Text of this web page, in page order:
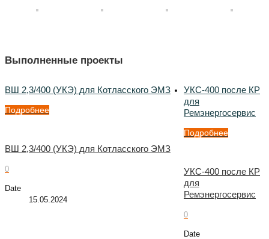
Выполненные проекты
ВШ 2,3/400 (УКЭ) для Котласского ЭМЗ
Подробнее
ВШ 2,3/400 (УКЭ) для Котласского ЭМЗ
0
Date
15.05.2024
УКС-400 после КР
для
Ремэнергосервис
Подробнее
УКС-400 после КР
для
Ремэнергосервис
0
Date